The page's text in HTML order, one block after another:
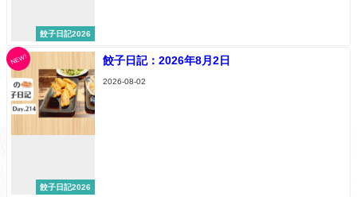
餃子日記2026
NEW!
餃子日記2026
餃子日記：2026年8月2日
2026-08-02